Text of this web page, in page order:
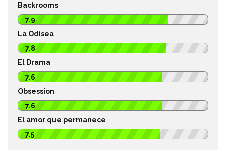
Backrooms
7.9
La Odisea
7.8
El Drama
7.6
Obsession
7.6
El amor que permanece
7.5